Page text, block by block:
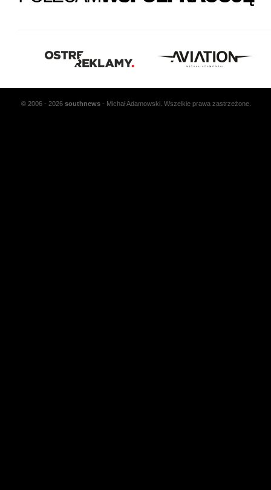
© 2006 - 2026 southnews - Michał Adamowski. Wszelkie prawa zastrzeżone.